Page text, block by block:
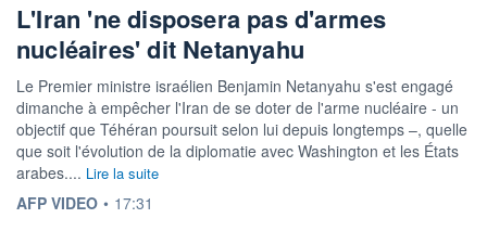
L'Iran 'ne disposera pas d'armes
nucléaires' dit Netanyahu
Le Premier ministre israélien Benjamin Netanyahu s'est engagé
dimanche à empêcher l'Iran de se doter de l'arme nucléaire - un
objectif que Téhéran poursuit selon lui depuis longtemps –, quelle
que soit l'évolution de la diplomatie avec Washington et les États
arabes.... Lire la suite
INFORMATION FOURNIE PAR
AFP VIDEO • 17:31